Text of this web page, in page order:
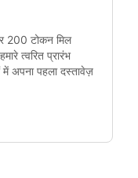
200 टोकन मिल
त्वरित प्रारंभ
अपना पहला दस्तावेज़